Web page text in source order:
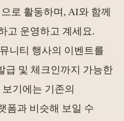
로 활동하며, AI와 함께
고 운영하고 계세요.
니티 행사의 이벤트를
급 및 체크인까지 가능한
기에는 기존의
폼과 비슷해 보일 수